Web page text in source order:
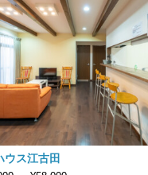
ウス江古田